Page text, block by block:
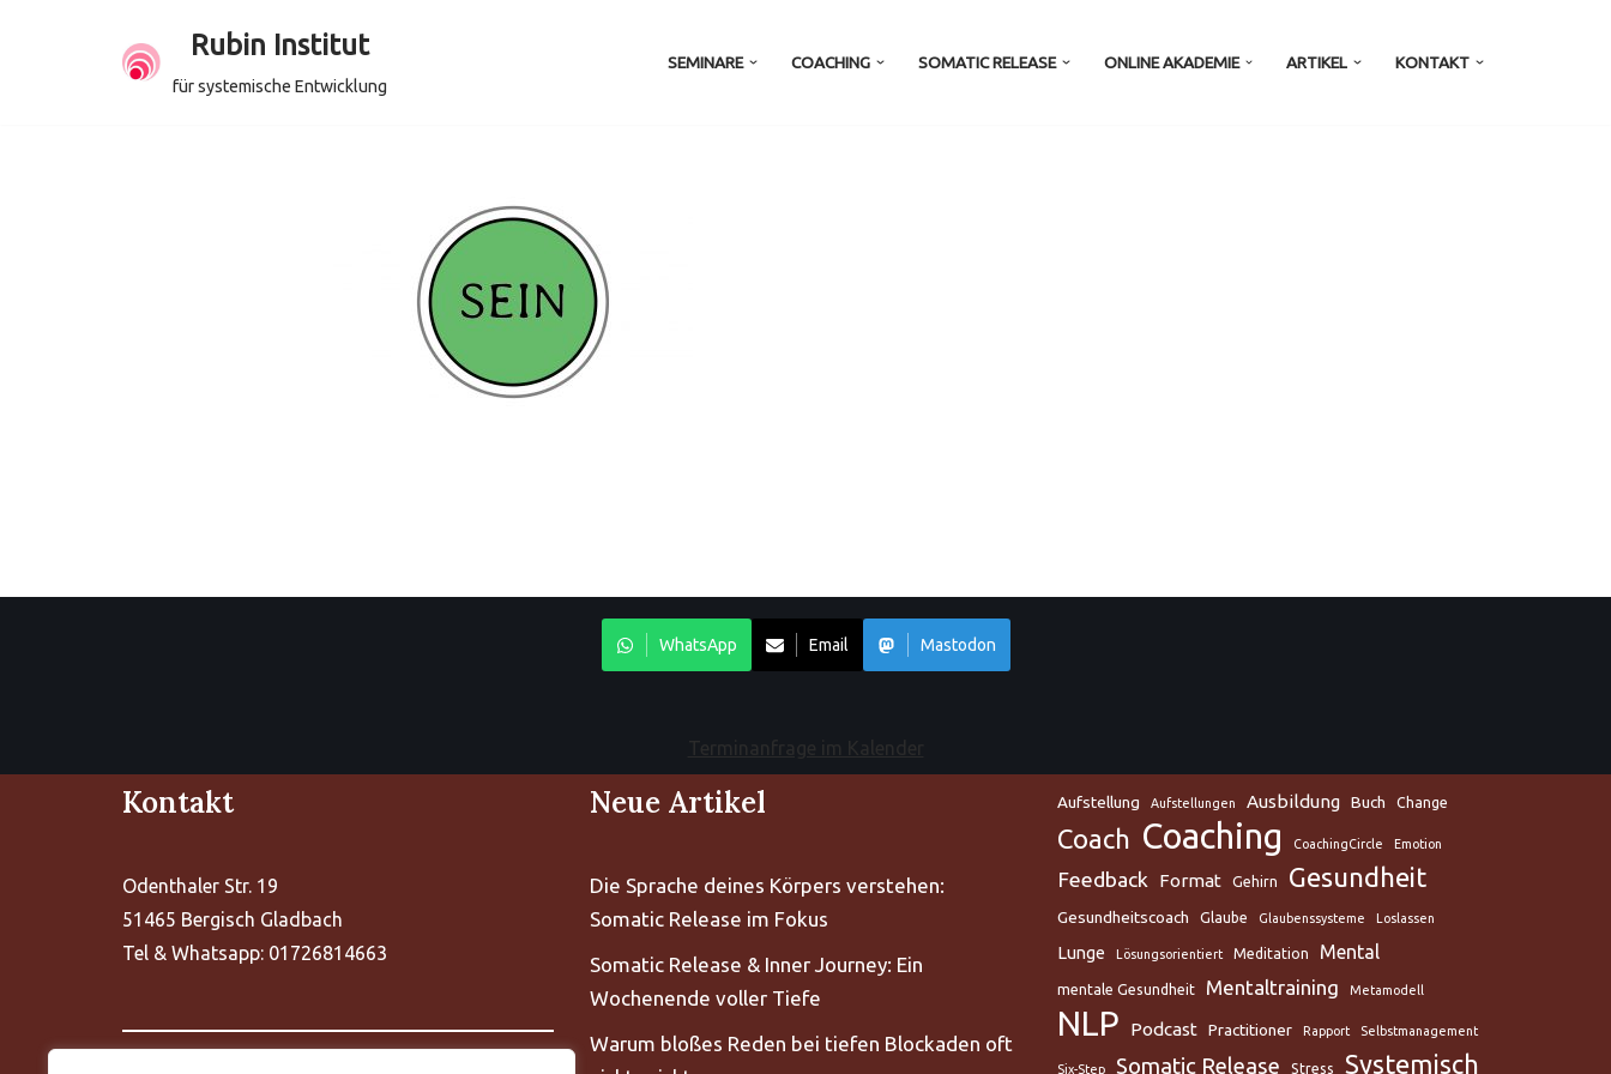
Rubin Institut
für systemische Entwicklung
SEMINARE COACHING SOMATIC RELEASE ONLINE AKADEMIE ARTIKEL KONTAKT
WhatsApp Email Mastodon
Terminanfrage im Kalender
Kontakt
Odenthaler Str. 19
51465 Bergisch Gladbach
Tel & Whatsapp: 01726814663
Neue Artikel
Die Sprache deines Körpers verstehen:
Somatic Release im Fokus
Somatic Release & Inner Journey: Ein
Wochenende voller Tiefe
Warum bloßes Reden bei tiefen Blockaden oft
Aufstellung Aufstellungen Ausbildung Buch Change
Coach Coaching CoachingCircle Emotion
Feedback Format Gehirn Gesundheit
Gesundheitscoach Glaube Glaubenssysteme Loslassen
Lunge Lösungsorientiert Meditation Mental
mentale Gesundheit Mentaltraining Metamodell
NLP Podcast Practitioner Rapport Selbstmanagement
Six-Step Somatic Release Stress Systemisch